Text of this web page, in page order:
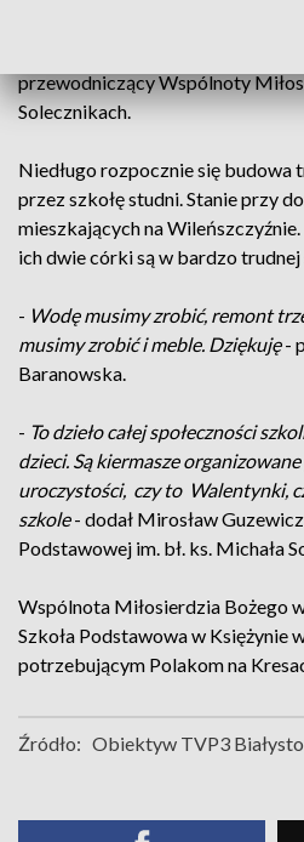
przewodniczący Wspólnoty
Solecznikach.
Niedługo rozpocznie się budowa
przez szkołę studni. Stanie przy
mieszkających na
ich dwie córki są w bardzo
- Wodę musimy zrobić, remont
musimy zrobić i meble. Dziękuję-
Baranowska.
- To dzieło całej społeczności
dzieci. Są kiermasze
uroczystości, czy to Walentynki,
szkole- dodał Mirosław
Podstawowej im. bł. ks. Michała
Wspólnota Miłosierdzia Bożego
Szkoła Podstawowa w Księżynie
potrzebującym Polakom na
Źródło: Obiektyw TVP3